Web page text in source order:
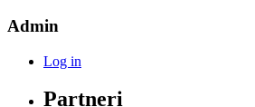
Admin
Log in
Partneri